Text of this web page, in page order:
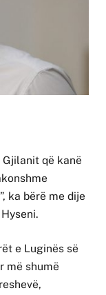
që kanë
ka bërë me dije
e Luginës së
më shumë